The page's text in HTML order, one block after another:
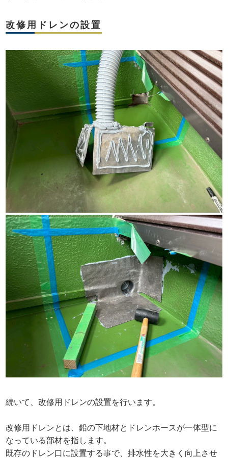
改修用ドレンの設置
続いて、改修用ドレンの設置を行います。
改修用ドレンとは、鉛の下地材とドレンホースが一体型に
なっている部材を指します。
既存のドレン口に設置する事で、排水性を大きく向上させ